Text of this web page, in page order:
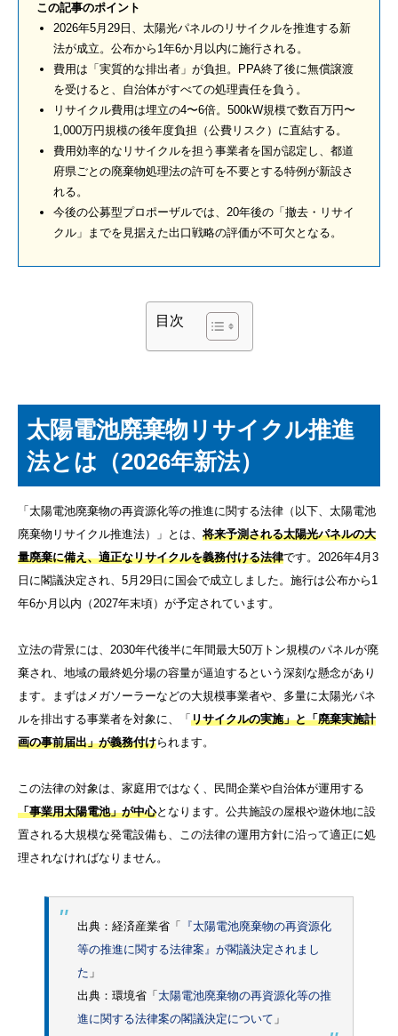
この記事のポイント
2026年5月29日、太陽光パネルのリサイクルを推進する新
法が成立。公布から1年6か月以内に施行される。
費用は「実質的な排出者」が負担。PPA終了後に無償譲渡
を受けると、自治体がすべての処理責任を負う。
リサイクル費用は埋立の4〜6倍。500kW規模で数百万円〜
1,000万円規模の後年度負担（公費リスク）に直結する。
費用効率的なリサイクルを担う事業者を国が認定し、都道
府県ごとの廃棄物処理法の許可を不要とする特例が新設さ
れる。
今後の公募型プロポーザルでは、20年後の「撤去・リサイ
クル」までを見据えた出口戦略の評価が不可欠となる。
目次
太陽電池廃棄物リサイクル推進
法とは（2026年新法）
「太陽電池廃棄物の再資源化等の推進に関する法律（以下、太陽電池
廃棄物リサイクル推進法）」とは、 将来予測される太陽光パネルの大
量廃棄に備え、適正なリサイクルを義務付ける法律です。2026年4月3
日に閣議決定され、5月29日に国会で成立しました。施行は公布から1
年6か月以内（2027年末頃）が予定されています。
立法の背景には、2030年代後半に年間最大50万トン規模のパネルが廃
棄され、地域の最終処分場の容量が逼迫するという深刻な懸念があり
ます。まずはメガソーラーなどの大規模事業者や、多量に太陽光パネ
ルを排出する事業者を対象に、「 リサイクルの実施」と「廃棄実施計
画の事前届出」が義務付けられます。
この法律の対象は、家庭用ではなく、民間企業や自治体が運用する
「事業用太陽電池」が中心となります。公共施設の屋根や遊休地に設
置される大規模な発電設備も、この法律の運用方針に沿って適正に処
理されなければなりません。
出典：経済産業省「
『太陽電池廃棄物の再資源化
等の推進に関する法律案』が閣議決定されまし
た 」
出典：環境省「 太陽電池廃棄物の再資源化等の推
進に関する法律案の閣議決定について 」